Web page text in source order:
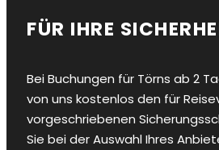
FÜR IHRE
Bei Buchungen für Törns ab 2
von uns kostenlos den für
vorgeschriebenen
Sie bei der Auswahl Ihres